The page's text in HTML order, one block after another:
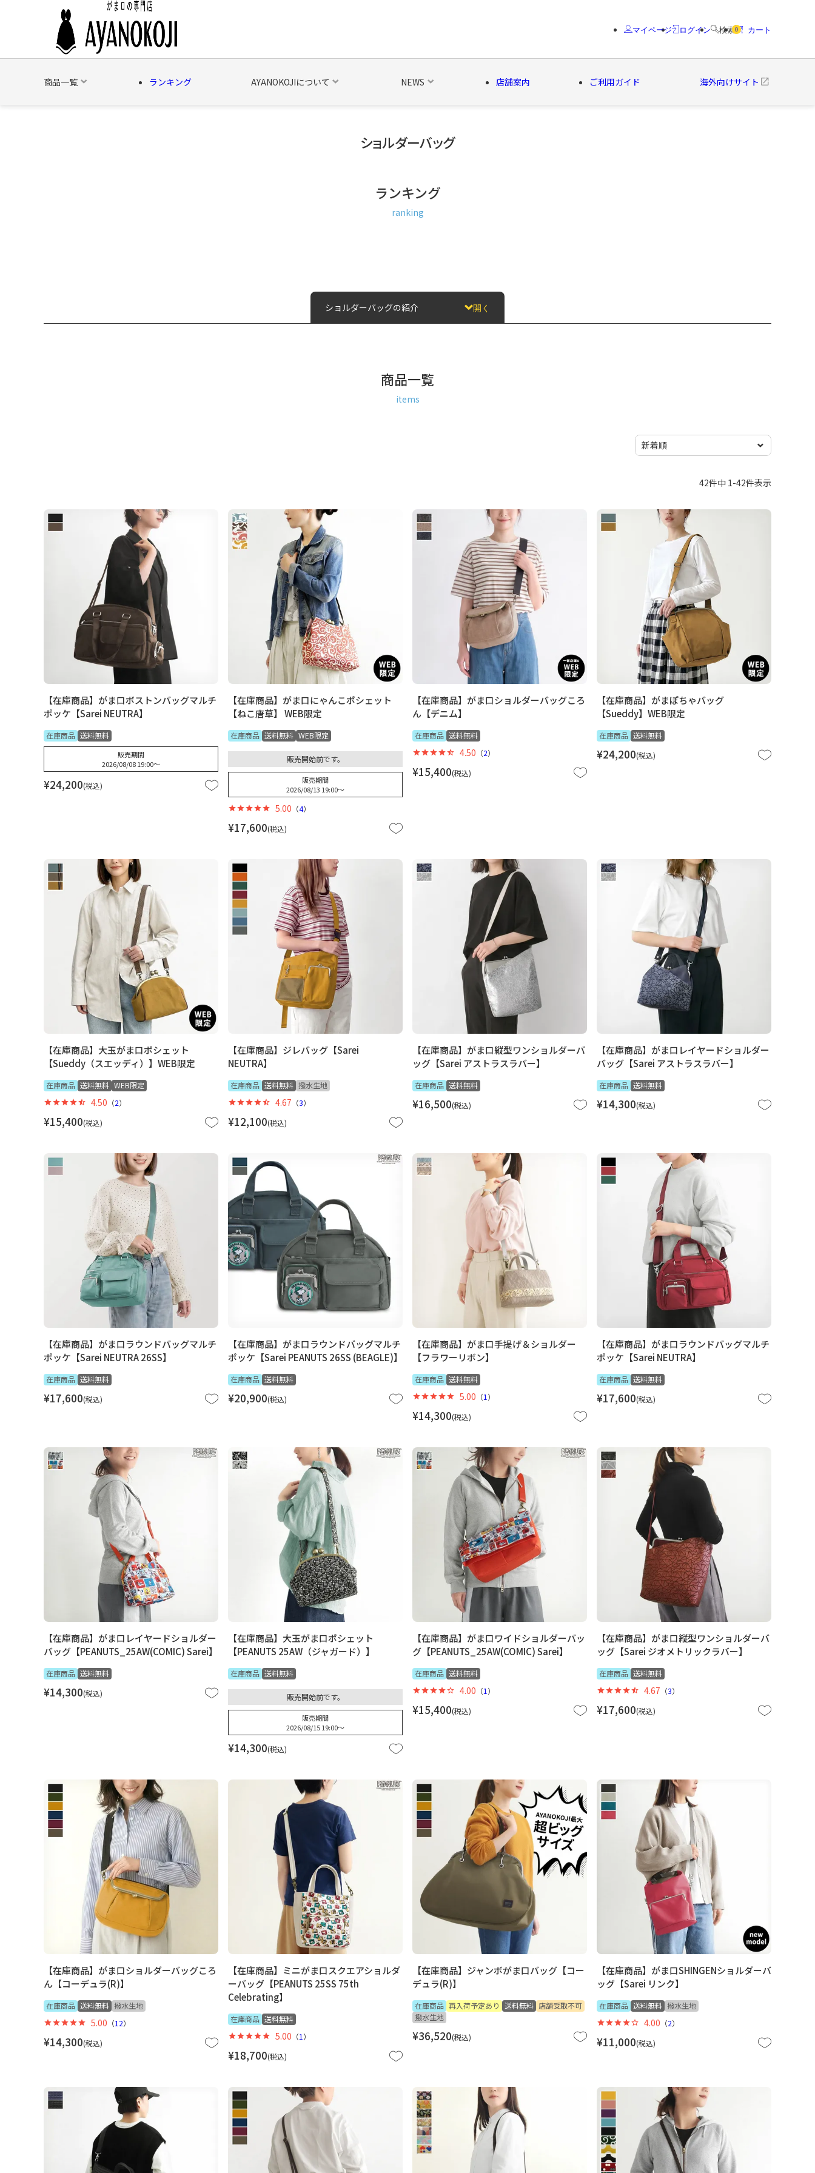
マイページ ログイン 検索 0 カート
商品一覧 ランキング AYANOKOJIについて NEWS 店舗案内 ご利用ガイド 海外向けサイト
ベルト・関連商品 新商品 シーズン品
ショルダーバッグ
ランキング
ranking
ショルダーバッグの紹介 開く
商品一覧
items
42件中 1-42件表示
【在庫商品】がま口ボストンバッグマルチ
ポッケ【Sarei NEUTRA】
在庫商品 送料無料
¥24,200 税込
販売期間
2026/08/08 19:00〜
【在庫商品】がま口にゃんこポシェット
【ねこ唐草】 WEB限定
在庫商品 送料無料 WEB限定
¥17,600 税込
販売開始前です。
販売期間
2026/08/13 19:00〜
5.00 （4）
【在庫商品】がま口ショルダーバッグころ
ん【デニム】
在庫商品 送料無料
¥15,400 税込
4.50 （2）
【在庫商品】がまぽちゃバッグ
【Sueddy】WEB限定
在庫商品 送料無料
¥24,200 税込
【在庫商品】大玉がま口ポシェット
【Sueddy（スエッディ）】WEB限定
在庫商品 送料無料 WEB限定
¥15,400 税込
4.50 （2）
【在庫商品】ジレバッグ【Sarei
NEUTRA】
在庫商品 送料無料 撥水生地
¥12,100 税込
4.67 （3）
【在庫商品】がま口縦型ワンショルダーバ
ッグ【Sarei アストラスラバー】
在庫商品 送料無料
¥16,500 税込
【在庫商品】がま口レイヤードショルダー
バッグ【Sarei アストラスラバー】
在庫商品 送料無料
¥14,300 税込
【在庫商品】がま口ラウンドバッグマルチ
ポッケ【Sarei NEUTRA 26SS】
在庫商品 送料無料
¥17,600 税込
【在庫商品】がま口ラウンドバッグマルチ
ポッケ【Sarei PEANUTS 26SS (BEAGLE)】
在庫商品 送料無料
¥20,900 税込
【在庫商品】がま口手提げ＆ショルダー
【フラワーリボン】
在庫商品 送料無料
¥14,300 税込
5.00 （1 ）
【在庫商品】がま口ラウンドバッグマルチ
ポッケ【Sarei NEUTRA】
在庫商品 送料無料
¥17,600 税込
【在庫商品】がま口レイヤードショルダー
バッグ【PEANUTS_25AW(COMIC) Sarei】
在庫商品 送料無料
¥14,300 税込
【在庫商品】大玉がま口ポシェット
【PEANUTS 25AW（ジャガード）】
在庫商品 送料無料
¥14,300 税込
販売開始前です。
販売期間
2026/08/15 19:00〜
【在庫商品】がま口ワイドショルダーバッ
グ【PEANUTS_25AW(COMIC) Sarei】
在庫商品 送料無料
¥15,400 税込
4.00 （1 ）
【在庫商品】がま口縦型ワンショルダーバ
ッグ【Sarei ジオメトリックラバー】
在庫商品 送料無料
¥17,600 税込
4.67 （3）
【在庫商品】がま口ショルダーバッグころ
ん【コーデュラ(R)】
在庫商品 送料無料 撥水生地
¥14,300 税込
5.00 （12）
【在庫商品】ミニがま口スクエアショルダ
ーバッグ【PEANUTS 25SS 75th
Celebrating】
在庫商品 送料無料
¥18,700 税込
5.00 （1 ）
【在庫商品】ジャンボがま口バッグ【コー
デュラ(R)】
在庫商品 再入荷予定あり 送料無料 店舗受取不可
撥水生地
¥36,520 税込
【在庫商品】がま口SHINGENショルダーバ
ッグ【Sarei リンク】
在庫商品 送料無料 撥水生地
¥11,000 税込
4.00 （2）